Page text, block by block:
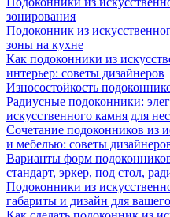
зонирования
Подоконник из
зоны на кухне
Как подоконники из
интерьер: советы дизайнеров
Износостойкость
Радиусные подоконники:
искусственного камня для
Сочетание подоконников из
и мебелью: советы
Варианты форм
стандарт, эркер, под стол,
Подоконники из
габариты и дизайн для